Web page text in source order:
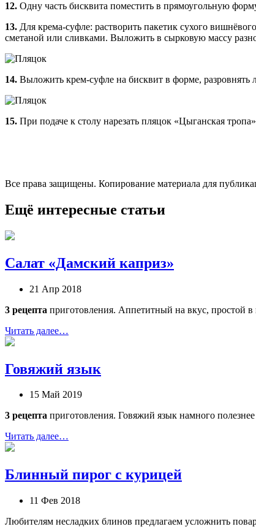
12. Одну часть бисквита поместить в прямоугольную
13. Для крема-суфле: растворить пакетик сухого
сметаной или сливками. Выложить в сырковую массу
14. Выложить крем-суфле на бисквит в форме, разровнять
15. При подаче к столу нарезать пляцок «Цыганская
Все права защищены. Копирование материала для
Ещё интересные статьи
Салат «Дамский каприз»
21 Апр 2018
3 рецепта приготовления. Аппетитный на вкус, простой
Читать далее…
Говяжий язык
15 Май 2019
3 рецепта приготовления. Говяжий язык намного
Читать далее…
Блинный пирог с курицей
11 Фев 2018
Любителям несладких блинов предлагаем усложнить